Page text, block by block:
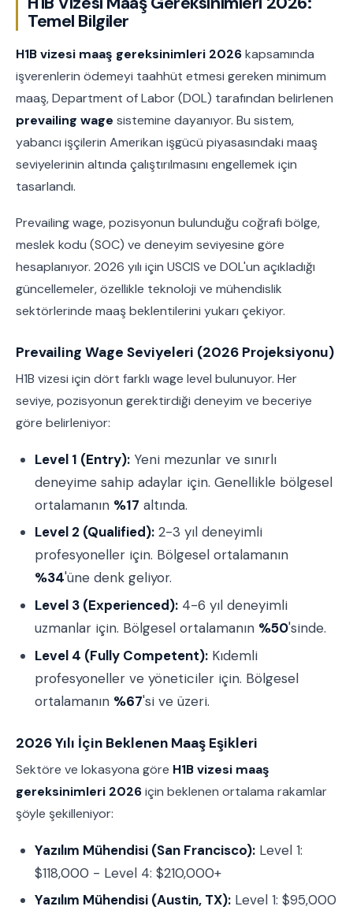
Temel Bilgiler
H1B vizesi maaş gereksinimleri 2026kapsamında
işverenlerin ödemeyi taahhüt etmesi gereken minimum
maaş, Department of Labor (DOL) tarafından belirlenen
prevailing wage sistemine dayanıyor. Bu sistem,
yabancı işçilerin Amerikan işgücü piyasasındaki maaş
seviyelerinin altında çalıştırılmasını engellemek için
tasarlandı.
Prevailing wage, pozisyonun bulunduğu coğrafi bölge,
meslek kodu (SOC) ve deneyim seviyesine göre
hesaplanıyor. 2026 yılı için USCIS ve DOL'un açıkladığı
güncellemeler, özellikle teknoloji ve mühendislik
sektörlerinde maaş beklentilerini yukarı çekiyor.
Prevailing Wage Seviyeleri (2026 Projeksiyonu)
H1B vizesi için dört farklı wage level bulunuyor. Her
seviye, pozisyonun gerektirdiği deneyim ve beceriye
göre belirleniyor:
Level 1 (Entry): Yeni mezunlar ve sınırlı
deneyime sahip adaylar için. Genellikle bölgesel
ortalamanın %17 altında.
Level 2 (Qualified): 2-3 yıl deneyimli
profesyoneller için. Bölgesel ortalamanın
%34'üne denk geliyor.
Level 3 (Experienced): 4-6 yıl deneyimli
uzmanlar için. Bölgesel ortalamanın %50'sinde.
Level 4 (Fully Competent): Kıdemli
profesyoneller ve yöneticiler için. Bölgesel
ortalamanın %67'si ve üzeri.
2026 Yılı İçin Beklenen Maaş Eşikleri
Sektöre ve lokasyona göre H1B vizesi maaş
gereksinimleri 2026için beklenen ortalama rakamlar
şöyle şekilleniyor:
Yazılım Mühendisi (San Francisco): Level 1:
$118,000 - Level 4: $210,000+
Yazılım Mühendisi (Austin, TX): Level 1: $95,000